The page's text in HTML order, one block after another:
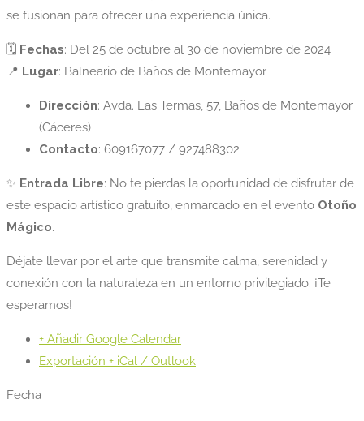
se fusionan para ofrecer una experiencia única.
🗓️ Fechas: Del 25 de octubre al 30 de noviembre de 2024
📍 Lugar: Balneario de Baños de Montemayor
Dirección: Avda. Las Termas, 57, Baños de Montemayor
(Cáceres)
Contacto: 609167077 / 927488302
✨ Entrada Libre: No te pierdas la oportunidad de disfrutar de
este espacio artístico gratuito, enmarcado en el evento Otoño
Mágico.
Déjate llevar por el arte que transmite calma, serenidad y
conexión con la naturaleza en un entorno privilegiado. ¡Te
esperamos!
+ Añadir Google Calendar
Exportación + iCal / Outlook
Fecha